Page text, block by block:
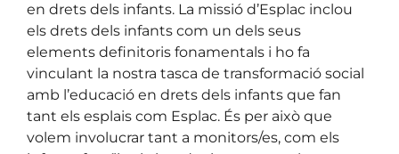
en drets dels infants. La missió d’Esplac inclou
els drets dels infants com un dels seus
elements definitoris fonamentals i ho fa
vinculant la nostra tasca de transformació social
amb l’educació en drets dels infants que fan
tant els esplais com Esplac. És per això que
volem involucrar tant a monitors/es, com els